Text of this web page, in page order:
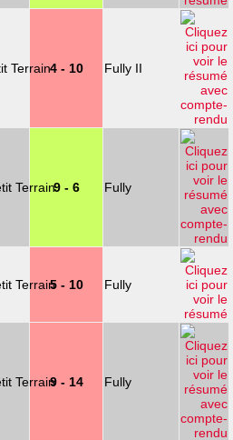
4 - 10 Fully II
9 - 6 Fully
5 - 10 Fully
9 - 14 Fully